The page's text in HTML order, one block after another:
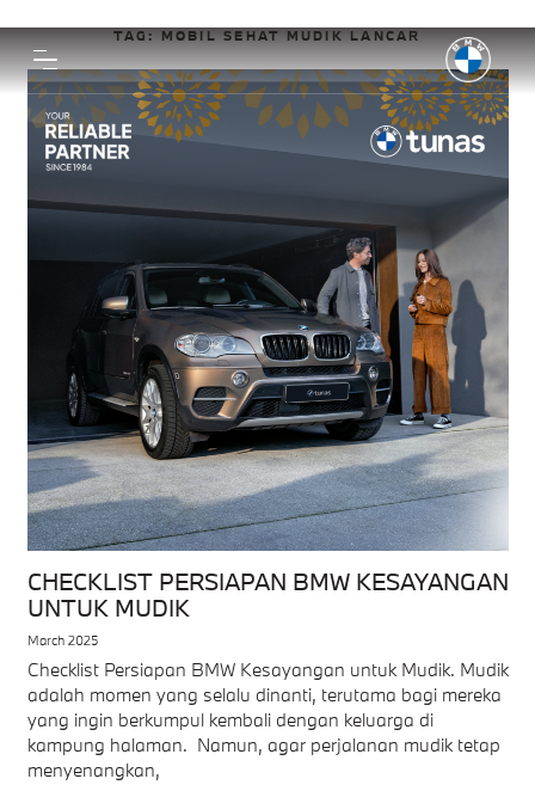
TAG:MOBIL SEHAT MUDIK LANCAR
CHECKLIST PERSIAPAN BMW KESAYANGAN
UNTUK MUDIK
March 2025
Checklist Persiapan BMW Kesayangan untuk Mudik. Mudik
adalah momen yang selalu dinanti, terutama bagi mereka
yang ingin berkumpul kembali dengan keluarga di
kampung halaman. Namun, agar perjalanan mudik tetap
menyenangkan,